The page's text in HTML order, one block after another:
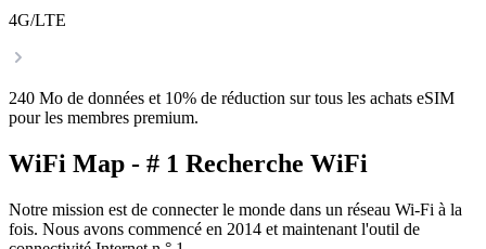
4G/LTE
240 Mo de données et 10% de réduction sur tous les achats eSIM
pour les membres premium.
WiFi Map - # 1 Recherche WiFi
Notre mission est de connecter le monde dans un réseau Wi-Fi à la
fois. Nous avons commencé en 2014 et maintenant l'outil de